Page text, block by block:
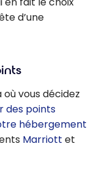
d’une
vous décidez
des points
hébergement
Marriott et